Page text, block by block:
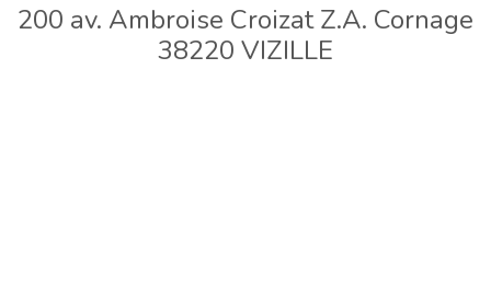
200 av. Ambroise Croizat Z.A. Cornage
38220 VIZILLE